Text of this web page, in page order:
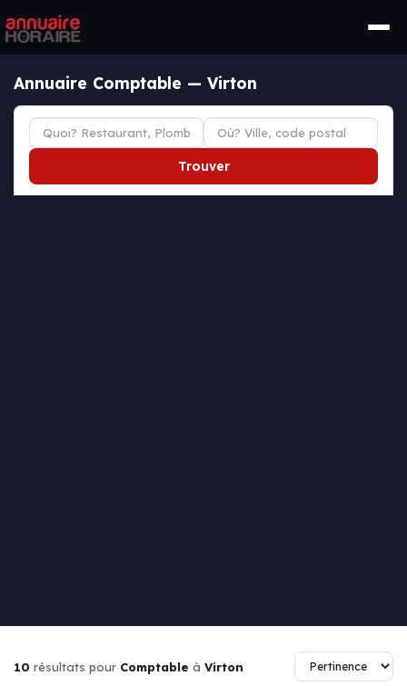
Annuaire Comptable — Virton
Trouver
10 résultats pour Comptable à Virton